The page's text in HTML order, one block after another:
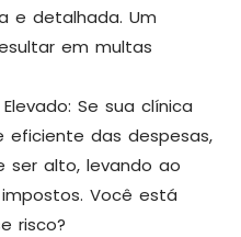
e detalhada. Um
em multas
Se sua clínica
eficiente das despesas,
ser alto, levando ao
Você está
risco?